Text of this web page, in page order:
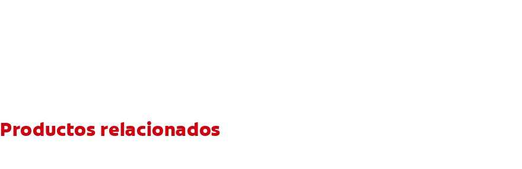
Productos relacionados